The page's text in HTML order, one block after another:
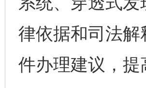
律依据和司法
件办理建议，